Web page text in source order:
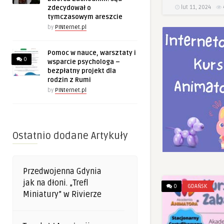
zdecydował o
tymczasowym areszcie
by PINternet.pl
0
Pomoc w nauce, warsztaty i
wsparcie psychologa –
bezpłatny projekt dla
rodzin z Rumi
by PINternet.pl
Ostatnio dodane Artykuły
Przedwojenna Gdynia
jak na dłoni. „Trefl
Miniatury” w Rivierze
lut 11, 2024
0 GDAŃSK